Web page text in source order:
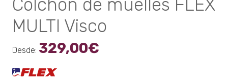
Colchón de muelles FLEX
MULTI Visco
Desde: 329,00€